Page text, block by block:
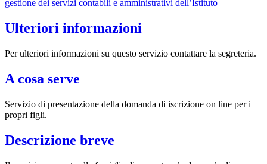
gestione dei servizi contabili e amministrativi dell’Istituto
Ulteriori informazioni
Per ulteriori informazioni su questo servizio contattare la segreteria.
A cosa serve
Servizio di presentazione della domanda di iscrizione on line per i
propri figli.
Descrizione breve